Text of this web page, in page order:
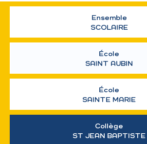
Ensemble
SCOLAIRE
École
SAINT AUBIN
École
SAINTE MARIE
Collège
ST JEAN BAPTISTE